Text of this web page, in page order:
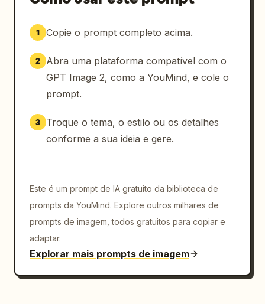
1 Copie o prompt completo acima.
2
Abra uma plataforma compatível com o
GPT Image 2, como a YouMind, e cole o
prompt.
3
Troque o tema, o estilo ou os detalhes
conforme a sua ideia e gere.
Este é um prompt de IA gratuito da biblioteca de
prompts da YouMind. Explore outros milhares de
prompts de imagem, todos gratuitos para copiar e
adaptar.
Explorar mais prompts de imagem